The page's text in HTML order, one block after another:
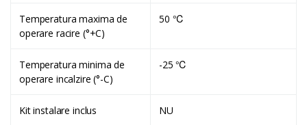
Temperatura maxima de
operare racire (°+C)
50 ℃
Temperatura minima de
operare incalzire (°-C)
-25 ℃
Kit instalare inclus NU